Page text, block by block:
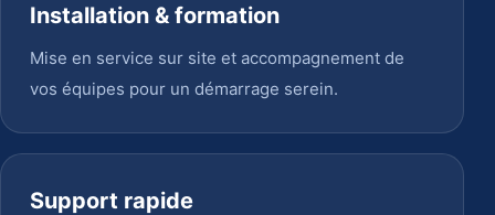
Installation & formation
Mise en service sur site et accompagnement de
vos équipes pour un démarrage serein.
Support rapide